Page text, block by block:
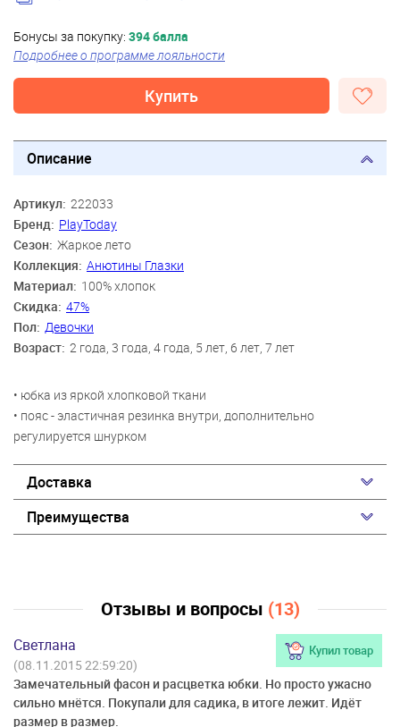
Бонусы за покупку: 394 балла
Подробнее о программе лояльности
Купить
Описание
Артикул: 222033
Бренд: PlayToday
Сезон: Жаркое лето
Коллекция: Анютины Глазки
Материал: 100% хлопок
Скидка: 47%
Пол: Девочки
Возраст: 2 года, 3 года, 4 года, 5 лет, 6 лет, 7 лет
• юбка из яркой хлопковой ткани
• пояс - эластичная резинка внутри, дополнительно
регулируется шнурком
Доставка
Преимущества
Отзывы и вопросы (13)
Светлана Купил товар
(08.11.2015 22:59:20)
Замечательный фасон и расцветка юбки. Но просто ужасно
сильно мнётся. Покупали для садика, в итоге лежит. Идёт
размер в размер.